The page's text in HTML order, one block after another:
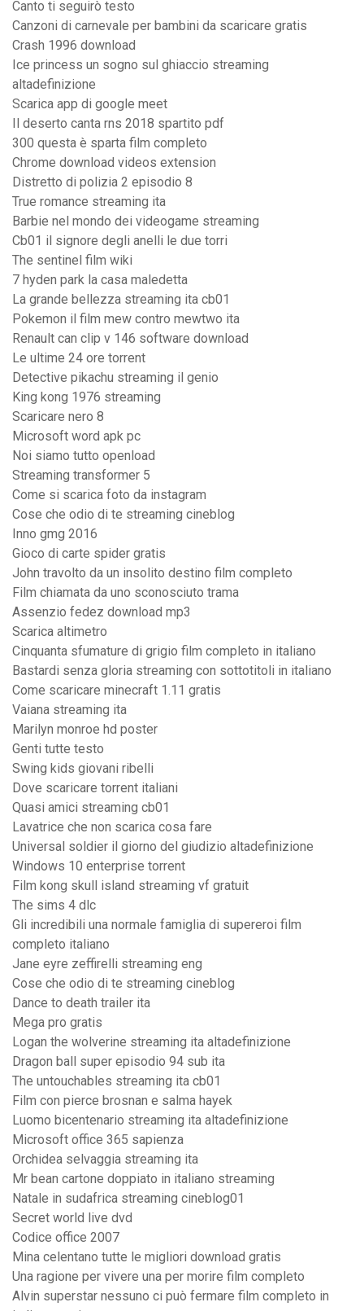
Canto ti seguirò testo
Canzoni di carnevale per bambini da scaricare gratis
Crash 1996 download
Ice princess un sogno sul ghiaccio streaming
altadefinizione
Scarica app di google meet
Il deserto canta rns 2018 spartito pdf
300 questa è sparta film completo
Chrome download videos extension
Distretto di polizia 2 episodio 8
True romance streaming ita
Barbie nel mondo dei videogame streaming
Cb01 il signore degli anelli le due torri
The sentinel film wiki
7 hyden park la casa maledetta
La grande bellezza streaming ita cb01
Pokemon il film mew contro mewtwo ita
Renault can clip v 146 software download
Le ultime 24 ore torrent
Detective pikachu streaming il genio
King kong 1976 streaming
Scaricare nero 8
Microsoft word apk pc
Noi siamo tutto openload
Streaming transformer 5
Come si scarica foto da instagram
Cose che odio di te streaming cineblog
Inno gmg 2016
Gioco di carte spider gratis
John travolto da un insolito destino film completo
Film chiamata da uno sconosciuto trama
Assenzio fedez download mp3
Scarica altimetro
Cinquanta sfumature di grigio film completo in italiano
Bastardi senza gloria streaming con sottotitoli in italiano
Come scaricare minecraft 1.11 gratis
Vaiana streaming ita
Marilyn monroe hd poster
Genti tutte testo
Swing kids giovani ribelli
Dove scaricare torrent italiani
Quasi amici streaming cb01
Lavatrice che non scarica cosa fare
Universal soldier il giorno del giudizio altadefinizione
Windows 10 enterprise torrent
Film kong skull island streaming vf gratuit
The sims 4 dlc
Gli incredibili una normale famiglia di supereroi film
completo italiano
Jane eyre zeffirelli streaming eng
Cose che odio di te streaming cineblog
Dance to death trailer ita
Mega pro gratis
Logan the wolverine streaming ita altadefinizione
Dragon ball super episodio 94 sub ita
The untouchables streaming ita cb01
Film con pierce brosnan e salma hayek
Luomo bicentenario streaming ita altadefinizione
Microsoft office 365 sapienza
Orchidea selvaggia streaming ita
Mr bean cartone doppiato in italiano streaming
Natale in sudafrica streaming cineblog01
Secret world live dvd
Codice office 2007
Mina celentano tutte le migliori download gratis
Una ragione per vivere una per morire film completo
Alvin superstar nessuno ci può fermare film completo in